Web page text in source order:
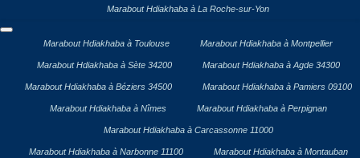
Marabout Hdiakhaba à La Roche-sur-Yon
Marabout Hdiakhaba à Toulouse Marabout Hdiakhaba à Montpellier
Marabout Hdiakhaba à Sète 34200 Marabout Hdiakhaba à Agde 34300
Marabout Hdiakhaba à Béziers 34500 Marabout Hdiakhaba à Pamiers 09100
Marabout Hdiakhaba à Nîmes Marabout Hdiakhaba à Perpignan
Marabout Hdiakhaba à Carcassonne 11000
Marabout Hdiakhaba à Narbonne 11100 Marabout Hdiakhaba à Montauban